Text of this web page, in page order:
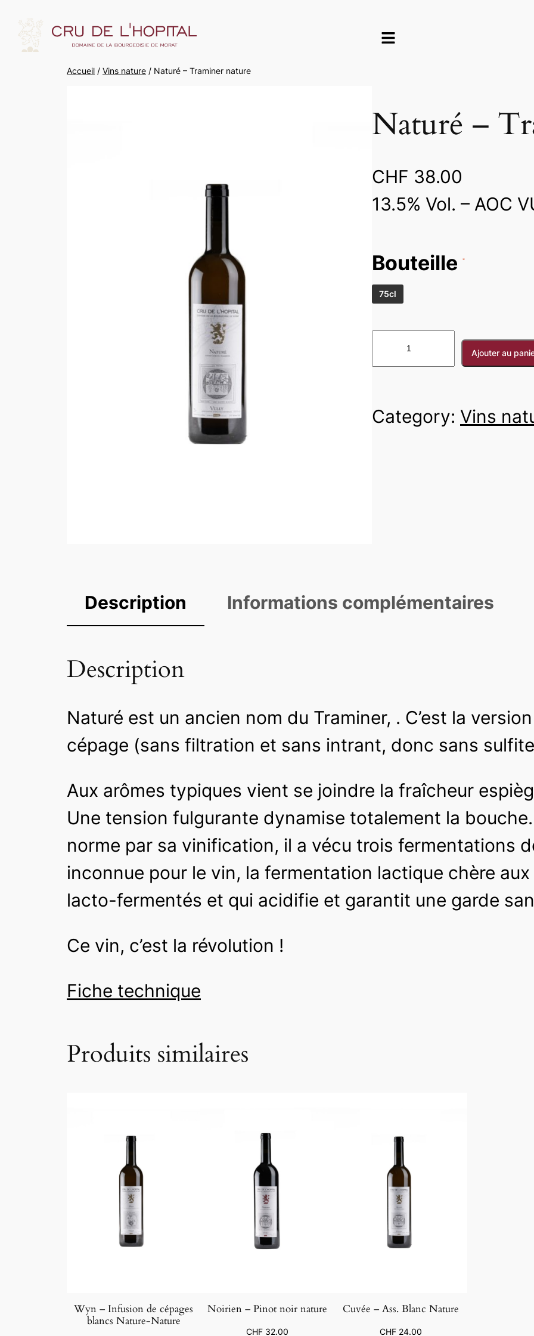
Accueil / Vins nature / Naturé – Traminer nature
Naturé –
CHF 38.00
13.5% Vol. – AOC
Bouteille
75cl
Ajouter au
Category: Vins
Description Informations complémentaires
Description
Naturé est un ancien nom du Traminer, . C’est la
cépage (sans filtration et sans intrant, donc sans
Aux arômes typiques vient se joindre la fraîcheur
Une tension fulgurante dynamise totalement la
norme par sa vinification, il a vécu trois fermentations
inconnue pour le vin, la fermentation lactique chère
lacto-fermentés et qui acidifie et garantit une garde
Ce vin, c’est la révolution !
Fiche technique
Produits similaires
Wyn – Infusion de cépages
blancs Nature-Nature
Noirien – Pinot noir nature
CHF32.00
Cuvée – Ass. Blanc Nature
CHF24.00